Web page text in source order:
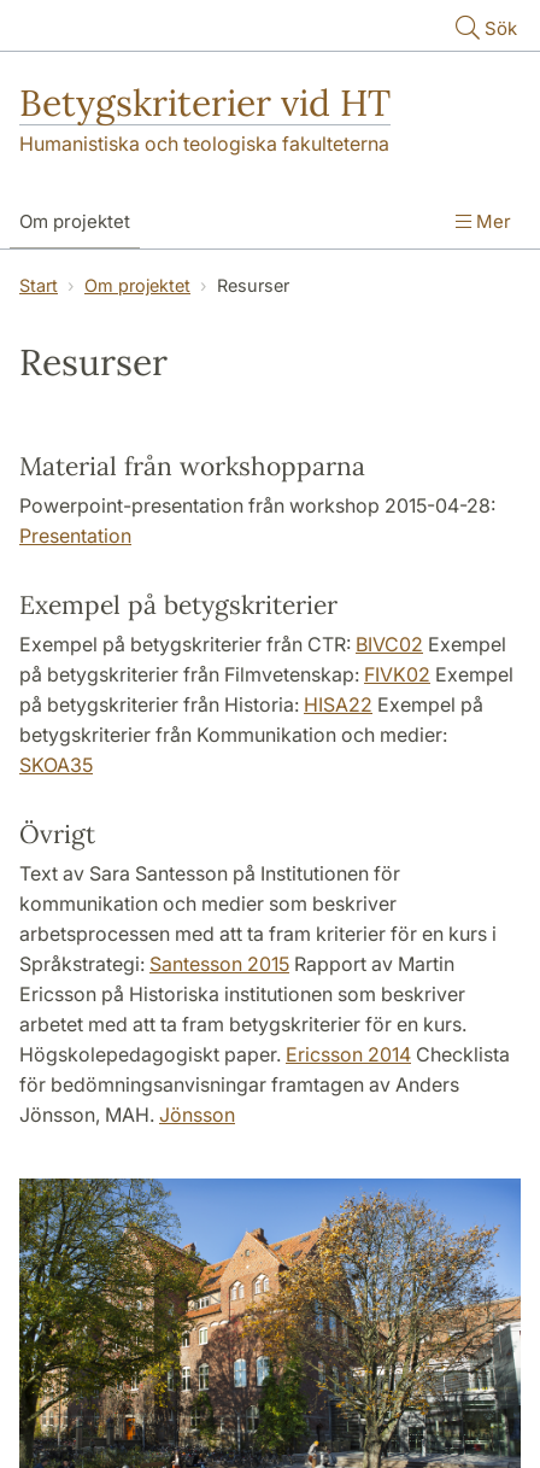
Sök
Betygskriterier vid HT
Humanistiska och teologiska fakulteterna
Om projektet
Projektplan och projektrapport
Mer
Start Om projektet Resurser
Resurser
Material från workshopparna
Powerpoint-presentation från workshop 2015-04-28:
Presentation
Exempel på betygskriterier
Exempel på betygskriterier från CTR: BIVC02 Exempel
på betygskriterier från Filmvetenskap: FIVK02 Exempel
på betygskriterier från Historia: HISA22 Exempel på
betygskriterier från Kommunikation och medier:
SKOA35
Övrigt
Text av Sara Santesson på Institutionen för
kommunikation och medier som beskriver
arbetsprocessen med att ta fram kriterier för en kurs i
Språkstrategi: Santesson 2015 Rapport av Martin
Ericsson på Historiska institutionen som beskriver
arbetet med att ta fram betygskriterier för en kurs.
Högskolepedagogiskt paper. Ericsson 2014 Checklista
för bedömningsanvisningar framtagen av Anders
Jönsson, MAH. Jönsson